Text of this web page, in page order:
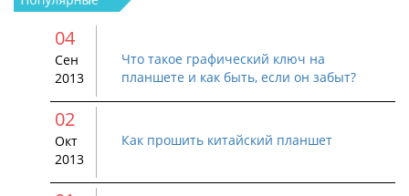
04
Сен
2013
Что такое графический ключ на
планшете и как быть, если он забыт?
02
Окт
2013
Как прошить китайский планшет